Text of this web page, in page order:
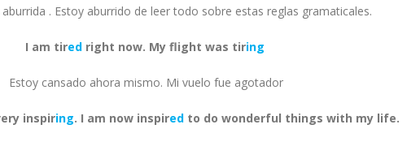
. Estoy aburrido de leer todo sobre estas reglas gramaticales.
I am tiredright now. My flight was tiring
Estoy cansado ahora mismo. Mi vuelo fue agotador
inspiring. I am now inspired to do wonderful things with my life.